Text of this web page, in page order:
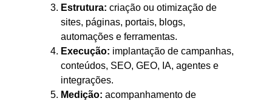
Estrutura: criação ou otimização de
sites, páginas, portais, blogs,
automações e ferramentas.
Execução: implantação de campanhas,
conteúdos, SEO, GEO, IA, agentes e
integrações.
Medição: acompanhamento de